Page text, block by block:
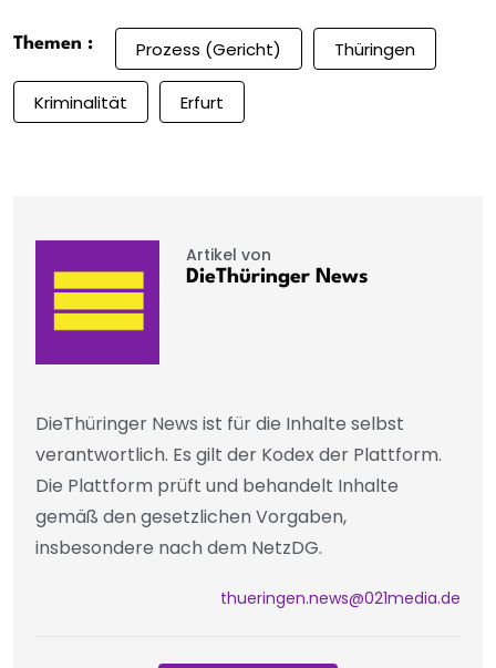
Themen : Prozess (Gericht) Thüringen
Kriminalität Erfurt
Artikel von
DieThüringer News
DieThüringer News ist für die Inhalte selbst
verantwortlich. Es gilt der Kodex der Plattform.
Die Plattform prüft und behandelt Inhalte
gemäß den gesetzlichen Vorgaben,
insbesondere nach dem NetzDG.
thueringen.news@021media.de